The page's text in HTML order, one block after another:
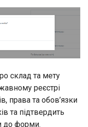
склад та мету
реєстрі
права та обов’язки
та підтвердить
до форми.